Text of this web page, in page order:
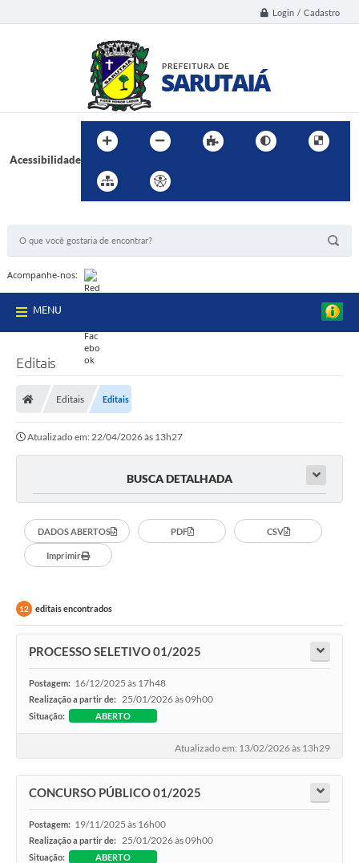
Login / Cadastro
Acessibilidade
Acompanhe-nos:
MENU
Editais
Editais Editais
Atualizado em: 22/04/2026 às 13h27
BUSCA DETALHADA
DADOS ABERTOS PDF CSV
Imprimir
12 editais encontrados
PROCESSO SELETIVO 01/2025
Postagem: 16/12/2025 às 17h48
Realização a partir de: 25/01/2026 às 09h00
Situação: ABERTO
Atualizado em: 13/02/2026 às 13h29
CONCURSO PÚBLICO 01/2025
Postagem: 19/11/2025 às 16h00
Realização a partir de: 25/01/2026 às 09h00
Situação: ABERTO